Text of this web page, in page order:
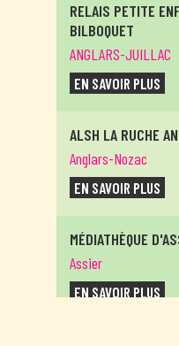
RELAIS PETITE
BILBOQUET
ANGLARS-JUILLAC
EN SAVOIR PLUS
ALSH LA RUCHE
Anglars-Nozac
EN SAVOIR PLUS
MÉDIATHÈQUE
Assier
EN SAVOIR PLUS